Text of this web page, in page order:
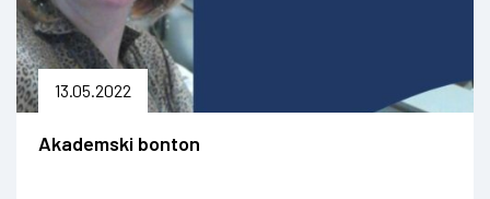
13.05.2022
Akademski bonton